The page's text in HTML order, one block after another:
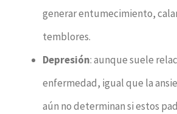
generar entumecimiento,
temblores.
Depresión: aunque suele
enfermedad, igual que la
aún no determinan si estos